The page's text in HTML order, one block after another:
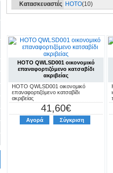
Κατασκευαστές HOTO(10)
HOTO QWLSD001 οικονομικό
επαναφορτιζόμενο κατσαβίδι
ακριβείας
HOTO QWLSD001 οικονομικό
επαναφορτιζόμενο κατσαβίδι
ακριβείας
41,60€
Αγορά Σύγκριση